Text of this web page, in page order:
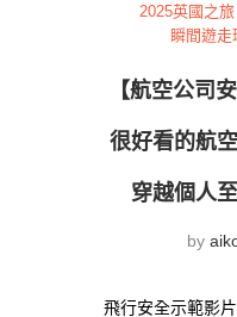
2025英國之旅
瞬間遊走
【航空公司
很好看的航
穿越個人
by
飛行安全示範影